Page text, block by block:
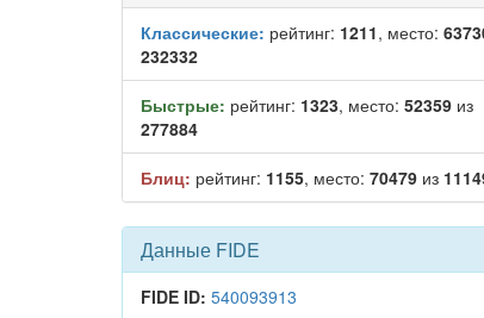
Классические: рейтинг: 1211, место:
232332
Быстрые: рейтинг: 1323, место: 52359 из
277884
Блиц: рейтинг: 1155, место: 70479 из
Данные FIDE
FIDE ID: 540093913